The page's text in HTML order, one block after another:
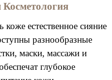
Косметология
естественное сияние
разнообразные
маски, массажи и
глубокое